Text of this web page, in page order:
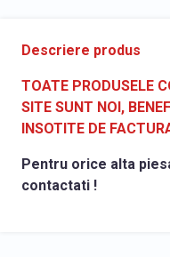
Descriere produs
TOATE PRODUSELE
SITE SUNT NOI,
INSOTITE DE
Pentru orice alta
contactati !